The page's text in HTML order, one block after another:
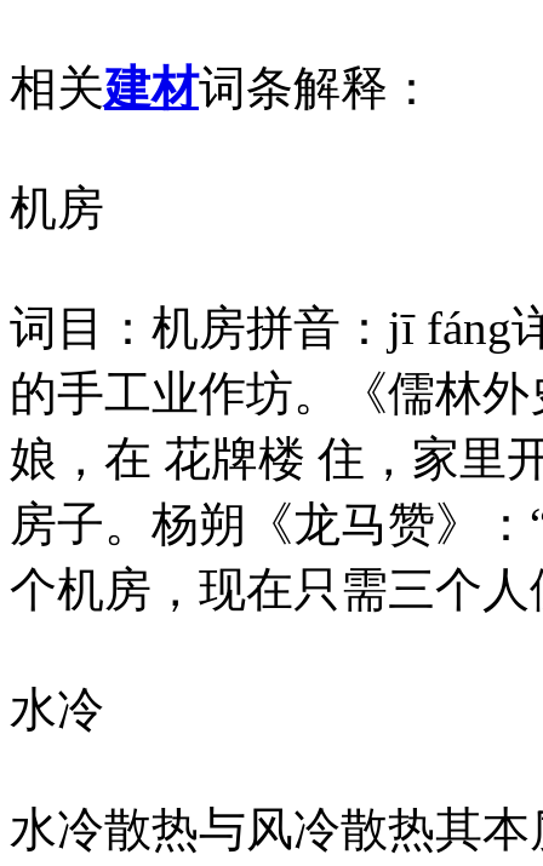
相关建材词条解释：
机房
词目：机房拼音：jī fáng
的手工业作坊。《儒林
娘，在 花牌楼 住，家里
房子。杨朔《龙马赞》
个机房，现在只需三个
水冷
水冷散热与风冷散热其